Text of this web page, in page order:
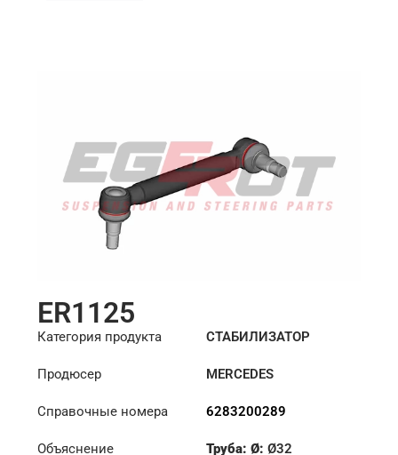
ER1125
Категория продукта СТАБИЛИЗАТОР
Продюсер MERCEDES
Справочные номера 6283200289
Объяснение Труба: Ø:Ø32